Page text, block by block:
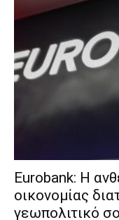
Eurobank: Η
οικονομίας
γεωπολιτικό